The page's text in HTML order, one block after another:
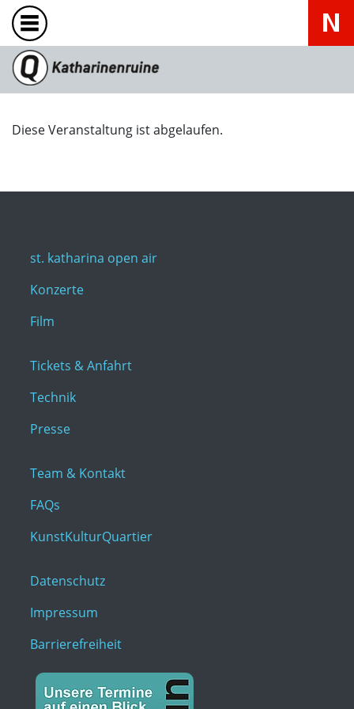
Diese Veranstaltung ist abgelaufen.
st. katharina open air
Konzerte
Film
Tickets & Anfahrt
Technik
Presse
Team & Kontakt
FAQs
KunstKulturQuartier
Datenschutz
Impressum
Barrierefreiheit